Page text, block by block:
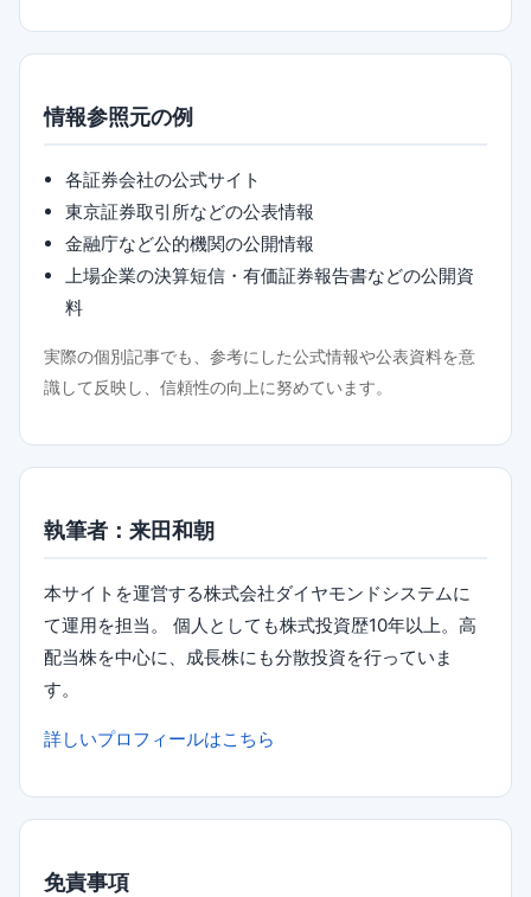
情報参照元の例
各証券会社の公式サイト
東京証券取引所などの公表情報
金融庁など公的機関の公開情報
上場企業の決算短信・有価証券報告書などの公開資
料
実際の個別記事でも、参考にした公式情報や公表資料を意
識して反映し、信頼性の向上に努めています。
執筆者：来田和朝
本サイトを運営する株式会社ダイヤモンドシステムに
て運用を担当。 個人としても株式投資歴10年以上。高
配当株を中心に、成長株にも分散投資を行っていま
す。
詳しいプロフィールはこちら
免責事項